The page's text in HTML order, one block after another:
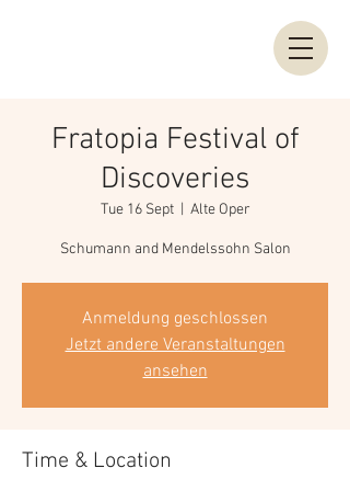
Fratopia Festival of
Discoveries
Tue 16 Sept
  |
Alte Oper
Schumann and Mendelssohn Salon
Anmeldung geschlossen
Jetzt andere Veranstaltungen
ansehen
Time & Location